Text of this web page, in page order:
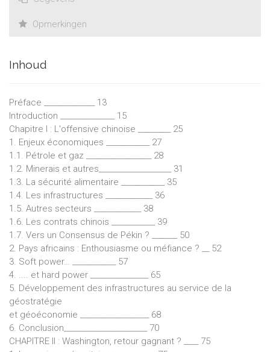
Opmerkingen
Inhoud
Préface ______________ 13
Introduction _______________ 15
Chapitre I : L'offensive chinoise _________ 25
1. Enjeux économiques ____________ 27
1.1. Pétrole et gaz __________________ 28
1.2. Minerais et autres____________________ 31
1.3. La sécurité alimentaire ____________ 35
1.4. Les infrastructures _____________ 36
1.5. Autres secteurs _____________ 38
1.6. Les contrats chinois ____________ 39
1.7. Vers un Consensus de Pékin ? _______ 50
2. Pays africains : Enthousiasme ou méfiance ? __ 52
3. Soft power… ____________ 57
4. .... et hard power ________________ 65
5. Développement des infrastructures au service de la
géostratégie
et géoéconomie ___________________ 68
6. Conclusion_______________________ 70
CHAPITRE II : Washington, retour gagnant ? ____ 75